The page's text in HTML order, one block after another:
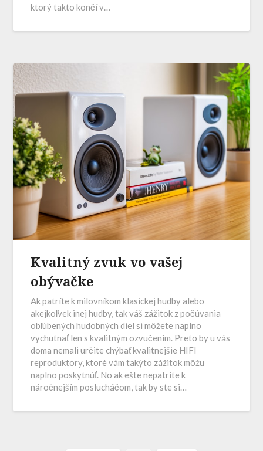
ktorý takto končí v…
Kvalitný zvuk vo vašej
obývačke
Ak patríte k milovníkom klasickej hudby alebo
akejkoľvek inej hudby, tak váš zážitok z počúvania
obľúbených hudobných diel si môžete naplno
vychutnať len s kvalitným ozvučením. Preto by u vás
doma nemali určite chýbať kvalitnejšie HIFI
reproduktory, ktoré vám takýto zážitok môžu
naplno poskytnúť. No ak ešte nepatríte k
náročnejším poslucháčom, tak by ste si…